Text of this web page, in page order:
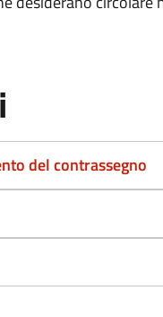
del contrassegno